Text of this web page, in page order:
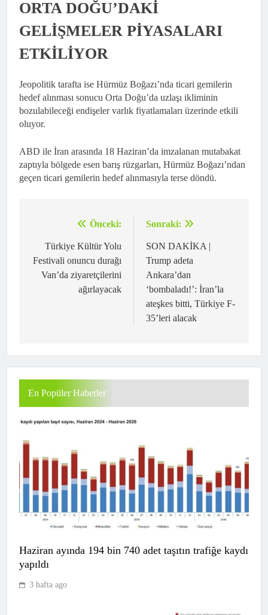
ORTA DOĞU’DAKİ
GELİŞMELER PİYASALARI
ETKİLİYOR
Jeopolitik tarafta ise Hürmüz Boğazı’nda ticari gemilerin
hedef alınması sonucu Orta Doğu’da uzlaşı ikliminin
bozulabileceği endişeler varlık fiyatlamaları üzerinde etkili
oluyor.
ABD ile İran arasında 18 Haziran’da imzalanan mutabakat
zaptıyla bölgede esen barış rüzgarları, Hürmüz Boğazı’ndan
geçen ticari gemilerin hedef alınmasıyla terse döndü.
gezinmesi
Önceki:
Türkiye Kültür Yolu
Festivali onuncu durağı
Van’da ziyaretçilerini
ağırlayacak
Sonraki:
SON DAKİKA |
Trump adeta
Ankara’dan
‘bombaladı!’: İran’la
ateşkes bitti, Türkiye F-
35’leri alacak
En Popüler Haberler
Haziran ayında 194 bin 740 adet taşıtın trafiğe kaydı
yapıldı
3 hafta ago